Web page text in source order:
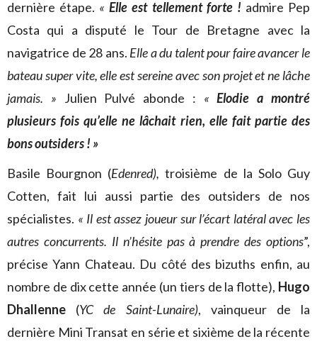
dernière étape. «Elle est tellement forte ! admire Pep
Costa qui a disputé le Tour de Bretagne avec la
navigatrice de 28 ans. Elle a du talent pour faire avancer le
bateau super vite, elle est sereine avec son projet et ne lâche
jamais. » Julien Pulvé abonde : «Elodie a montré
plusieurs fois qu’elle ne lâchait rien, elle fait partie des
bons outsiders ! »
Basile Bourgnon (Edenred),troisième de la Solo Guy
Cotten, fait lui aussi partie des outsiders de nos
spécialistes. « Il est assez joueur sur l’écart latéral avec les
autres concurrents. Il n’hésite pas à prendre des options”,
précise Yann Chateau. Du côté des bizuths enfin, au
nombre de dix cette année (un tiers de la flotte), Hugo
Dhallenne (YC de Saint-Lunaire), vainqueur de la
dernière Mini Transat en série et sixième de la récente